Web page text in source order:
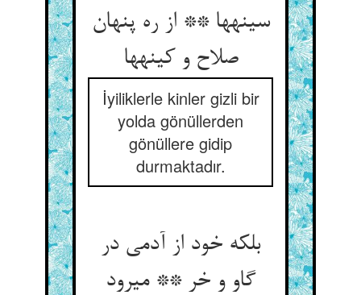
سینه‏ها ** از ره پنهان
صلاح و کینه‏ها
İyiliklerle kinler gizli bir
yolda gönüllerden
gönüllere gidip
durmaktadır.
بلکه خود از آدمی در
گاو و خر ** می‏رود